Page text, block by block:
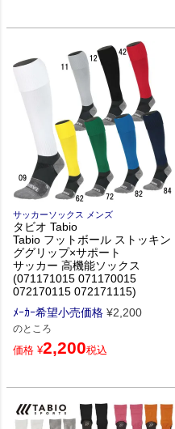
サッカーソックス メンズ
タビオ Tabio
Tabio フットボール ストッキン
ググリップ×サポート
サッカー 高機能ソックス
(071171015 071170015
072170115 072171115)
ﾒｰｶｰ希望小売価格 ¥2,200
のところ
価格 ¥2,200税込